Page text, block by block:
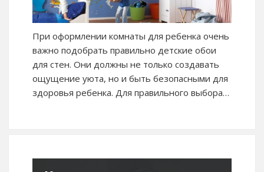
При оформлении комнаты для ребенка очень
важно подобрать правильно детские обои
для стен. Они должны не только создавать
ощущение уюта, но и быть безопасными для
здоровья ребенка. Для правильного выбора…